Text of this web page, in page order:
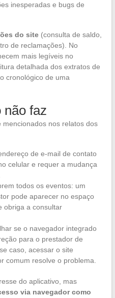
inesperadas e bugs de
do site(consulta de saldo,
de reclamações). No
mais legíveis no
detalhada dos extratos de
cronológico de uma
não faz
nos relatos dos
de e-mail de contato
celular e requer a mudança
todos os eventos: um
pode aparecer no espaço
obriga a consultar
se o navegador integrado
para o prestador de
caso, acessar o site
comum resolve o problema.
do aplicativo, mas
via navegador como